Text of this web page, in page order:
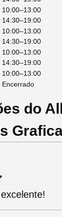
10:00–13:00
14:30–19:00
10:00–13:00
14:30–19:00
10:00–13:00
14:30–19:00
10:00–13:00
Encerrado
do